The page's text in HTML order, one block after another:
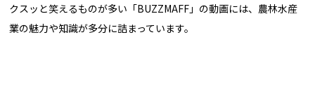
クスッと笑えるものが多い「BUZZMAFF」の動画には、農林水産
業の魅力や知識が多分に詰まっています。